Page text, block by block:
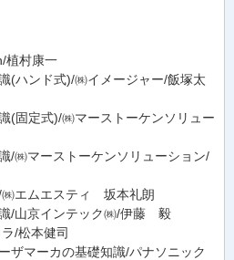
植村康一
(ハンド式)/㈱イメージャー/飯塚太
(固定式)/㈱マーストーケンソリュー
/㈱マーストーケンソリューション/
㈱エムエスティ 坂本礼朗
/山京インテック㈱/伊藤 毅
/松本健司
ザマーカの基礎知識/パナソニック